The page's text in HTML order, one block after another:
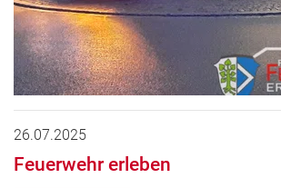
26.07.2025
Feuerwehr erleben